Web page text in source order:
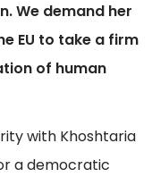
We demand her
EU to take a firm
of human
with Khoshtaria
a democratic